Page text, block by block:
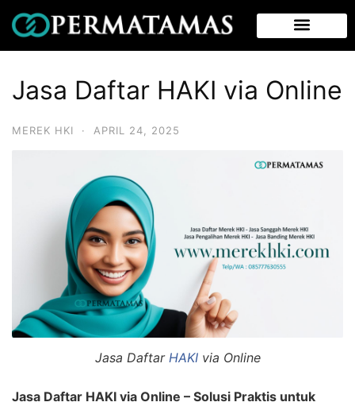
Jasa Daftar HAKI via Online
MEREK HKI · APRIL 24, 2025
Jasa Daftar HAKIvia Online
Jasa Daftar HAKI via Online – Solusi Praktis untuk